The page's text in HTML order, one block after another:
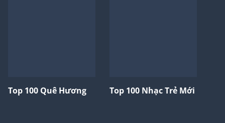
Top 100 Quê Hương Top 100 Nhạc Trẻ Mới